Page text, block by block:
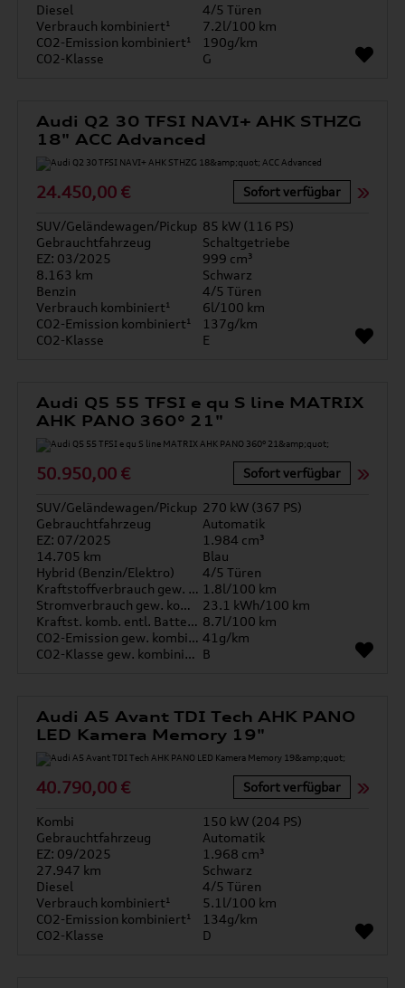
Diesel
4/5 Türen
Verbrauch kombiniert¹
7.2l/100 km
CO2-Emission kombiniert¹
190g/km
CO2-Klasse
G
Audi Q2 30 TFSI NAVI+ AHK STHZG
18" ACC Advanced
24.450,00 € Sofort verfügbar
SUV/Geländewagen/Pickup 85 kW (116 PS)
Gebrauchtfahrzeug
Schaltgetriebe
EZ: 03/2025
999 cm³
8.163 km
Schwarz
Benzin
4/5 Türen
Verbrauch kombiniert¹
6l/100 km
CO2-Emission kombiniert¹
137g/km
CO2-Klasse
E
Audi Q5 55 TFSI e qu S line MATRIX
AHK PANO 360° 21"
50.950,00 € Sofort verfügbar
SUV/Geländewagen/Pickup 270 kW (367 PS)
Gebrauchtfahrzeug
Automatik
EZ: 07/2025
1.984 cm³
14.705 km
Blau
Hybrid (Benzin/Elektro)
4/5 Türen
Kraftstoffverbrauch gew. kombiniert 1.8l/100 km
Stromverbrauch gew. kombiniert
23.1 kWh/100 km
Kraftst. komb. entl. Batterie 8.7l/100 km
CO2-Emission gew. kombiniert 41g/km
CO2-Klasse gew. kombiniert B
Audi A5 Avant TDI Tech AHK PANO
LED Kamera Memory 19"
40.790,00 € Sofort verfügbar
Kombi
150 kW (204 PS)
Gebrauchtfahrzeug
Automatik
EZ: 09/2025
1.968 cm³
27.947 km
Schwarz
Diesel
4/5 Türen
Verbrauch kombiniert¹
5.1l/100 km
CO2-Emission kombiniert¹
134g/km
CO2-Klasse
D